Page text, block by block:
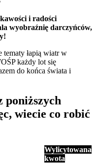
i radości
wyobraźnię darczyńców,
tematy łapią wiatr w
każdy lot się
do końca świata i
poniższych
wiecie co robić
Wylicytowana
kwota